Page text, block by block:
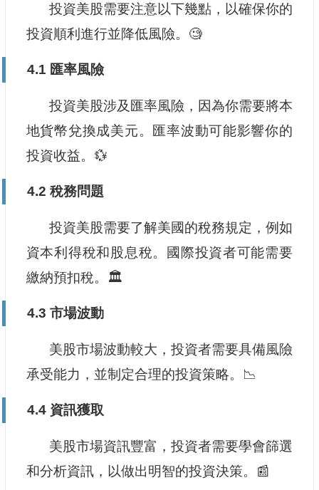
投資美股需要注意以下幾點，以確保你的
投資順利進行並降低風險。🧐
4.1 匯率風險
投資美股涉及匯率風險，因為你需要將本
地貨幣兌換成美元。匯率波動可能影響你的
投資收益。💱
4.2 稅務問題
投資美股需要了解美國的稅務規定，例如
資本利得稅和股息稅。國際投資者可能需要
繳納預扣稅。🏛️
4.3 市場波動
美股市場波動較大，投資者需要具備風險
承受能力，並制定合理的投資策略。📉
4.4 資訊獲取
美股市場資訊豐富，投資者需要學會篩選
和分析資訊，以做出明智的投資決策。📰